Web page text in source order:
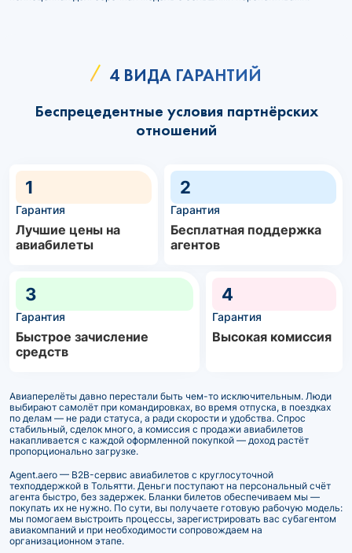
4 ВИДА ГАРАНТИЙ
Беспрецедентные условия партнёрских
отношений
1
Гарантия
Лучшие цены на
авиабилеты
2
Гарантия
Бесплатная поддержка
агентов
3
Гарантия
Быстрое зачисление
средств
4
Гарантия
Высокая комиссия
Авиаперелёты давно перестали быть чем-то исключительным. Люди
выбирают самолёт при командировках, во время отпуска, в поездках
по делам — не ради статуса, а ради скорости и удобства. Спрос
стабильный, сделок много, а комиссия с продажи авиабилетов
накапливается с каждой оформленной покупкой — доход растёт
пропорционально загрузке.
Agent.aero — B2B-сервис авиабилетов с круглосуточной
техподдержкой в Тольятти. Деньги поступают на персональный счёт
агента быстро, без задержек. Бланки билетов обеспечиваем мы —
покупать их не нужно. По сути, вы получаете готовую рабочую модель:
мы помогаем выстроить процессы, зарегистрировать вас субагентом
авиакомпаний и при необходимости сопровождаем на
организационном этапе.